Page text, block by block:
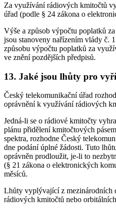
Za využívání rádiových kmitočtů
úřad (podle § 24 zákona o
Výše a způsob výpočtu poplatků
jsou stanoveny nařízením vlády č.
způsobu výpočtu poplatků za
ve znění pozdějších předpisů.
13. Jaké jsou lhůty pro
Český telekomunikační úřad
oprávnění k využívání rádiových
Jedná-li se o rádiové kmitočty
plánu přidělení kmitočtových
spektra, rozhodne Český
dne podání úplné žádosti. Tuto
oprávněn prodloužit, je-li to
(§ 21 zákona o elektronických
měsíců.
Lhůty vyplývající z mezinárodních
rádiových kmitočtů nebo